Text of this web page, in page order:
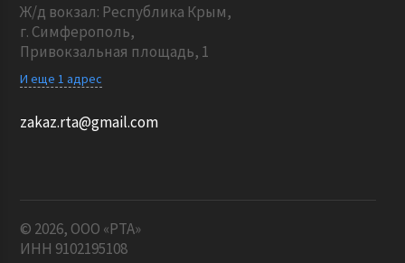
Ж/д вокзал: Республика Крым,
г. Симферополь,
Привокзальная площадь, 1
И еще 1 адрес
zakaz.rta@gmail.com
© 2026, ООО «РТА»
ИНН 9102195108